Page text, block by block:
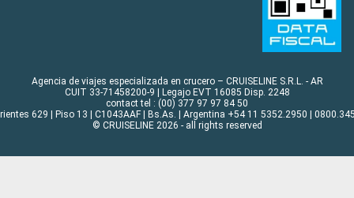
Agencia de viajes especializada en crucero – CRUISELINE S.R.L. - AR
CUIT 33-71458200-9 | Legajo EVT 16085 Disp. 2248
contact tel : (00) 377 97 97 84 50
629 | Piso 13 | C1043AAF | Bs.As. | Argentina +54 11 5352.2950 |
© CRUISELINE 2026 - all rights reserved